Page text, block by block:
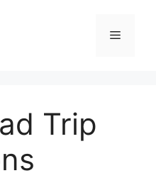
Menu
Trip